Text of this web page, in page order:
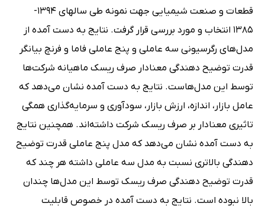
قطعات و صنعت شیمیایی جهت نمونه طی سالهای 1394-
1385 انتخاب و مورد بررسی قرار گرفت. نتایج به دست آمده از
مدل‌های رگرسیونی سه عاملی و پنج عاملی فاما و فرنچ بیانگر
قدرت توضیح دهندگی معنادار صرف ریسک ماهیانه شرکت‌ها
توسط این مدل‌هاست. نتایج به دست آمده نشان می‌دهد که
عامل بازار، اندازه، ارزش بازار، سودآوری و سرمایه‌گذاری همگی
تاثیری معنادار بر صرف ریسک شرکت داشته‌اند. همچنین نتایج
به دست آمده نشان می‌دهد که مدل پنج عاملی قدرت توضیح
دهندگی بالاتری نسبت به مدل سه عاملی داشته هر چند که
قدرت توضیح دهندگی صرف ریسک توسط این مدل‌ها چندان
بالا نبوده است. نتایج به دست آمده در خصوص قابلیت